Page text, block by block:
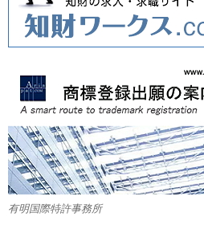
有明国際特許事務所